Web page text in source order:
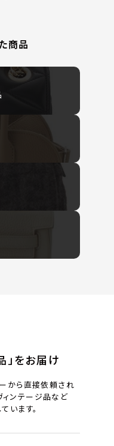
商品
をお届け
から直接依頼され
ィンテージ品など
います。